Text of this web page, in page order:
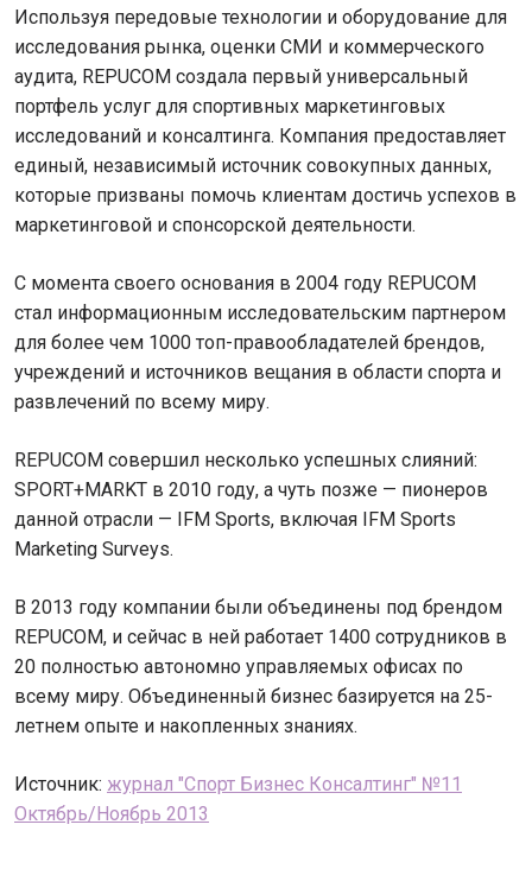
Используя передовые технологии и оборудование для
исследования рынка, оценки СМИ и коммерческого
аудита, REPUCOM создала первый универсальный
портфель услуг для спортивных маркетинговых
исследований и консалтинга. Компания предоставляет
единый, независимый источник совокупных данных,
которые призваны помочь клиентам достичь успехов в
маркетинговой и спонсорской деятельности.
С момента своего основания в 2004 году REPUCOM
стал информационным исследовательским партнером
для более чем 1000 топ-правообладателей брендов,
учреждений и источников вещания в области спорта и
развлечений по всему миру.
REPUCOM совершил несколько успешных слияний:
SPORT+MARKT в 2010 году, а чуть позже — пионеров
данной отрасли — IFM Sports, включая IFM Sports
Marketing Surveys.
В 2013 году компании были объединены под брендом
REPUCOM, и сейчас в ней работает 1400 сотрудников в
20 полностью автономно управляемых офисах по
всему миру. Объединенный бизнес базируется на 25-
летнем опыте и накопленных знаниях.
Источник: журнал "Спорт Бизнес Консалтинг" №11
Октябрь/Ноябрь 2013